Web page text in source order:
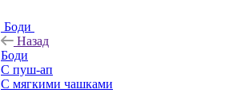
Боди
Назад
Боди
С пуш-ап
С мягкими чашками